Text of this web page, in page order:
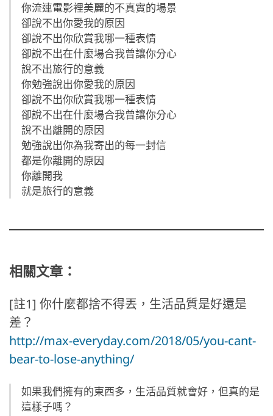
你流連電影裡美麗的不真實的場景
卻說不出你愛我的原因
卻說不出你欣賞我哪一種表情
卻說不出在什麼場合我曾讓你分心
說不出旅行的意義
你勉強說出你愛我的原因
卻說不出你欣賞我哪一種表情
卻說不出在什麼場合我曾讓你分心
說不出離開的原因
勉強說出你為我寄出的每一封信
都是你離開的原因
你離開我
就是旅行的意義
相關文章：
[註1] 你什麼都捨不得丟，生活品質是好還是
差？
http://max-everyday.com/2018/05/you-cant-
bear-to-lose-anything/
如果我們擁有的東西多，生活品質就會好，但真的是
這樣子嗎？